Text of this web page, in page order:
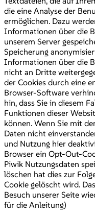
die eine Analyse der
ermöglichen. Dazu
Informationen über die
unserem Server
Speicherung
Informationen über die
nicht an Dritte
der Cookies durch eine
Browser-Software
hin, dass Sie in diesem
Funktionen dieser
können. Wenn Sie mit
Daten nicht
und Nutzung hier
Browser ein Opt-Out-
Piwik Nutzungsdaten
löschen hat dies zur
Cookie gelöscht wird.
Besuch unserer Seite
für die Anleitung)